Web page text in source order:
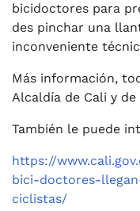
bicidoctores para
des pinchar una
inconveniente
Más información,
Alcaldía de Cali y
También le puede
https://
bici-doctores-
ciclistas/